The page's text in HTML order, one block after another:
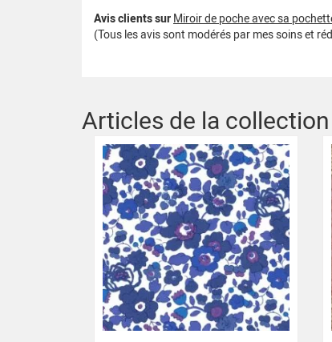
Avis clients surMiroir de poche avec sa
(Tous les avis sont modérés par mes soins et
Articles de la